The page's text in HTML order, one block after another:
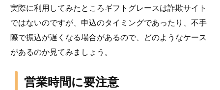
実際に利用してみたところギフトグレースは詐欺サイト
ではないのですが、申込のタイミングであったり、不手
際で振込が遅くなる場合があるので、どのようなケース
があるのか見てみましょう。
営業時間に要注意